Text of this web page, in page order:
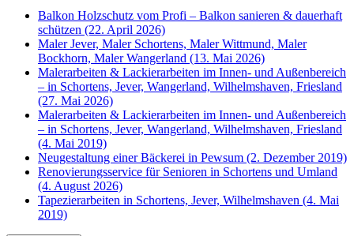
Balkon Holzschutz vom Profi – Balkon sanieren & dauerhaft
schützen (22. April 2026)
Maler Jever, Maler Schortens, Maler Wittmund, Maler
Bockhorn, Maler Wangerland (13. Mai 2026)
Malerarbeiten & Lackierarbeiten im Innen- und Außenbereich
– in Schortens, Jever, Wangerland, Wilhelmshaven, Friesland
(27. Mai 2026)
Malerarbeiten & Lackierarbeiten im Innen- und Außenbereich
– in Schortens, Jever, Wangerland, Wilhelmshaven, Friesland
(4. Mai 2019)
Neugestaltung einer Bäckerei in Pewsum (2. Dezember 2019)
Renovierungsservice für Senioren in Schortens und Umland
(4. August 2026)
Tapezierarbeiten in Schortens, Jever, Wilhelmshaven (4. Mai
2019)